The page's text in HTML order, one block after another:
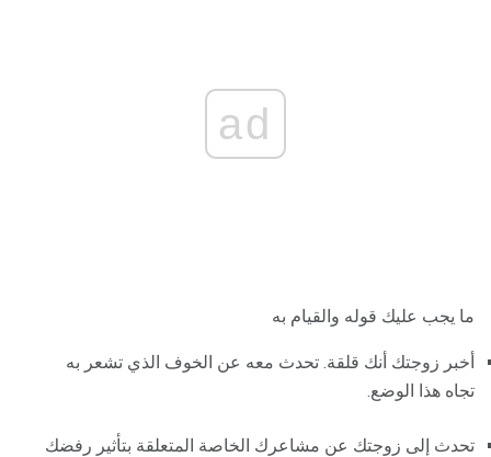
ad
ما يجب عليك قوله والقيام به
أخبر زوجتك أنك قلقة. تحدث معه عن الخوف الذي تشعر به
تجاه هذا الوضع.
تحدث إلى زوجتك عن مشاعرك الخاصة المتعلقة بتأثير رفضك